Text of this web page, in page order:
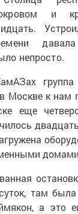
и
непросто.
Москве к нам
еще
домами
там
а это